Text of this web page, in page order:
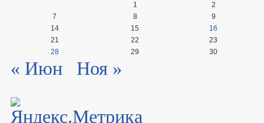
1
2
7
8
9
14
15
16
21
22
23
28
29 30
« Июн Ноя »